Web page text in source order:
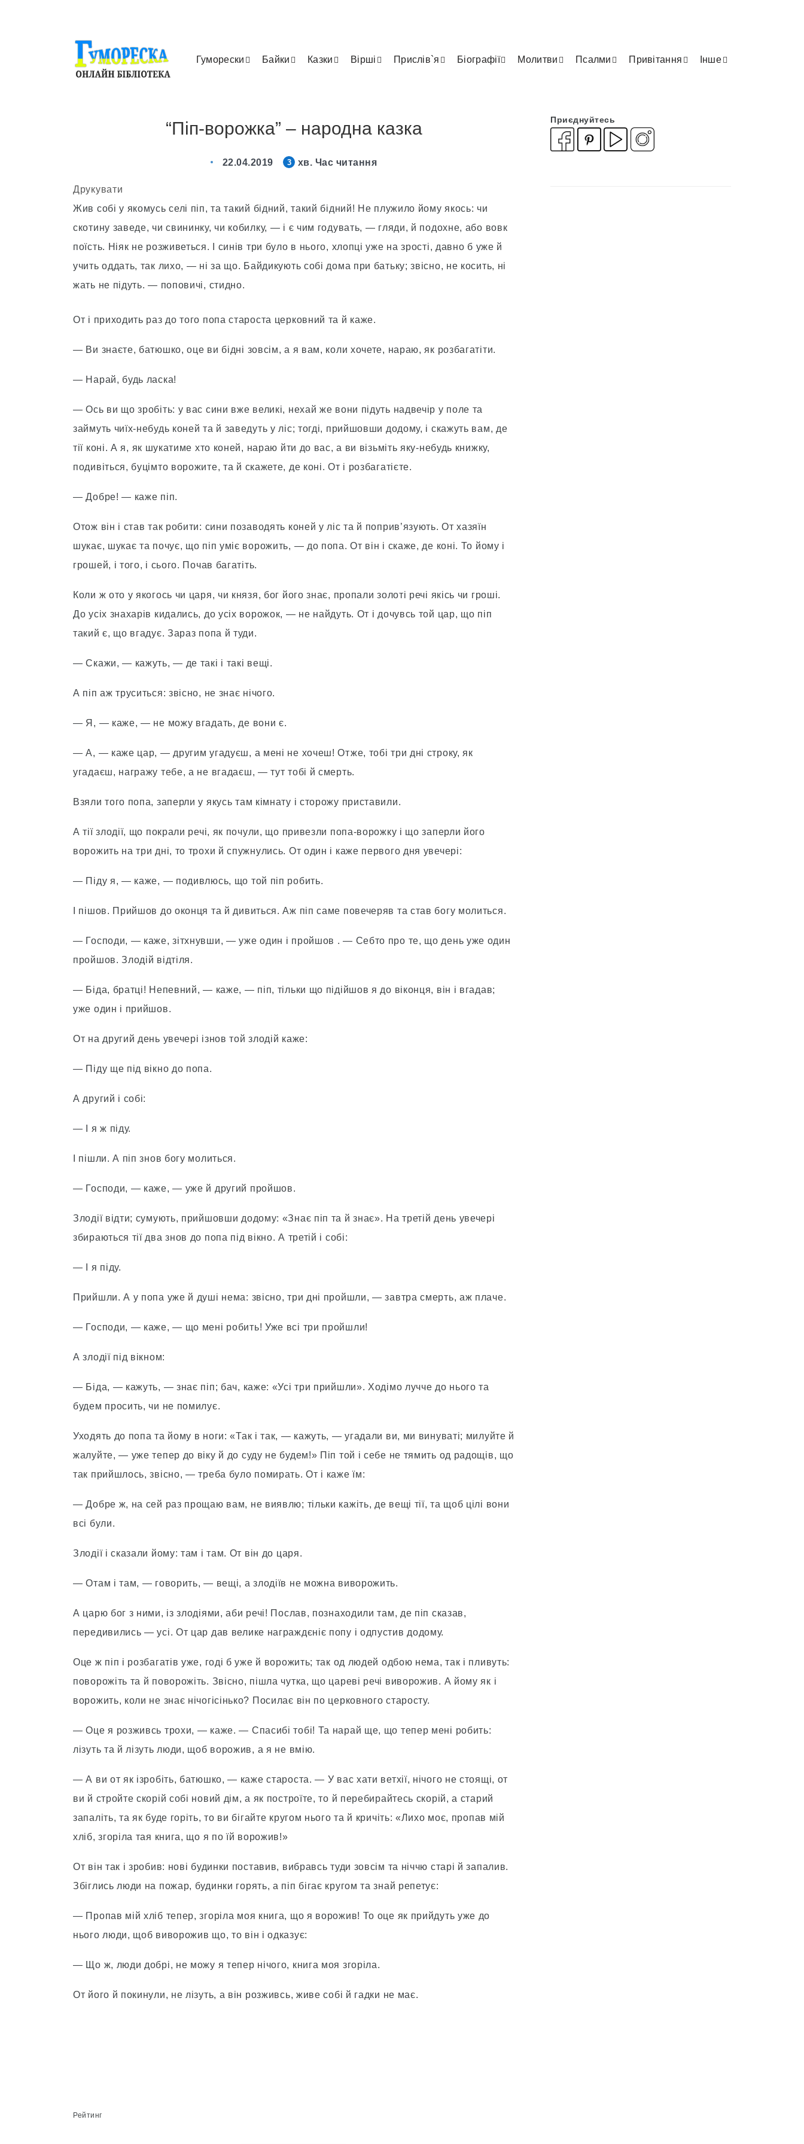
Гуморески Байки Казки Вірші Прислів`я Біографії Молитви Псалми Привітання Інше
“Піп-ворожка” – народна казка
22.04.2019 3 хв. Час читання
Друкувати
Жив собі у якомусь селі піп, та такий бідний, такий бідний! Не плужило йому якось: чи
скотину заведе, чи свининку, чи кобилку, — і є чим годувать, — гляди, й подохне, або вовк
поїсть. Ніяк не розживеться. І синів три було в нього, хлопці уже на зрості, давно б уже й
учить оддать, так лихо, — ні за що. Байдикують собі дома при батьку; звісно, не косить, ні
жать не підуть. — поповичі, стидно.
От і приходить раз до того попа староста церковний та й каже.
— Ви знаєте, батюшко, оце ви бідні зовсім, а я вам, коли хочете, нараю, як розбагатіти.
— Нарай, будь ласка!
— Ось ви що зробіть: у вас сини вже великі, нехай же вони підуть надвечір у поле та
займуть чиїх-небудь коней та й заведуть у ліс; тогді, прийшовши додому, і скажуть вам, де
тії коні. А я, як шукатиме хто коней, нараю йти до вас, а ви візьміть яку-небудь книжку,
подивіться, буцімто ворожите, та й скажете, де коні. От і розбагатієте.
— Добре! — каже піп.
Отож він і став так робити: сини позаводять коней у ліс та й поприв’язують. От хазяїн
шукає, шукає та почує, що піп уміє ворожить, — до попа. От він і скаже, де коні. То йому і
грошей, і того, і сього. Почав багатіть.
Коли ж ото у якогось чи царя, чи князя, бог його знає, пропали золоті речі якісь чи гроші.
До усіх знахарів кидались, до усіх ворожок, — не найдуть. От і дочувсь той цар, що піп
такий є, що вгадує. Зараз попа й туди.
— Скажи, — кажуть, — де такі і такі вещі.
А піп аж труситься: звісно, не знає нічого.
— Я, — каже, — не можу вгадать, де вони є.
— А, — каже цар, — другим угадуєш, а мені не хочеш! Отже, тобі три дні строку, як
угадаєш, награжу тебе, а не вгадаєш, — тут тобі й смерть.
Взяли того попа, заперли у якусь там кімнату і сторожу приставили.
А тії злодії, що покрали речі, як почули, що привезли попа-ворожку і що заперли його
ворожить на три дні, то трохи й спужнулись. От один і каже первого дня увечері:
— Піду я, — каже, — подивлюсь, що той піп робить.
І пішов. Прийшов до оконця та й дивиться. Аж піп саме повечеряв та став богу молиться.
— Господи, — каже, зітхнувши, — уже один і пройшов . — Себто про те, що день уже один
пройшов. Злодій відтіля.
— Біда, братці! Непевний, — каже, — піп, тільки що підійшов я до віконця, він і вгадав;
уже один і прийшов.
От на другий день увечері ізнов той злодій каже:
— Піду ще під вікно до попа.
А другий і собі:
— І я ж піду.
І пішли. А піп знов богу молиться.
— Господи, — каже, — уже й другий пройшов.
Злодії відти; сумують, прийшовши додому: «Знає піп та й знає». На третій день увечері
збираються тії два знов до попа під вікно. А третій і собі:
— І я піду.
Прийшли. А у попа уже й душі нема: звісно, три дні пройшли, — завтра смерть, аж плаче.
— Господи, — каже, — що мені робить! Уже всі три пройшли!
А злодії під вікном:
— Біда, — кажуть, — знає піп; бач, каже: «Усі три прийшли». Ходімо лучче до нього та
будем просить, чи не помилує.
Уходять до попа та йому в ноги: «Так і так, — кажуть, — угадали ви, ми винуваті; милуйте й
жалуйте, — уже тепер до віку й до суду не будем!» Піп той і себе не тямить од радощів, що
так прийшлось, звісно, — треба було помирать. От і каже їм:
— Добре ж, на сей раз прощаю вам, не виявлю; тільки кажіть, де вещі тії, та щоб цілі вони
всі були.
Злодії і сказали йому: там і там. От він до царя.
— Отам і там, — говорить, — вещі, а злодіїв не можна виворожить.
А царю бог з ними, із злодіями, аби речі! Послав, познаходили там, де піп сказав,
передивились — усі. От цар дав велике награждєніє попу і одпустив додому.
Оце ж піп і розбагатів уже, годі б уже й ворожить; так од людей одбою нема, так і пливуть:
поворожіть та й поворожіть. Звісно, пішла чутка, що цареві речі виворожив. А йому як і
ворожить, коли не знає нічогісінько? Посилає він по церковного старосту.
— Оце я розживсь трохи, — каже. — Спасибі тобі! Та нарай ще, що тепер мені робить:
лізуть та й лізуть люди, щоб ворожив, а я не вмію.
— А ви от як ізробіть, батюшко, — каже староста. — У вас хати ветхії, нічого не стоящі, от
ви й стройте скорій собі новий дім, а як построїте, то й перебирайтесь скорій, а старий
запаліть, та як буде горіть, то ви бігайте кругом нього та й кричіть: «Лихо моє, пропав мій
хліб, згоріла тая книга, що я по їй ворожив!»
От він так і зробив: нові будинки поставив, вибравсь туди зовсім та ніччю старі й запалив.
Збіглись люди на пожар, будинки горять, а піп бігає кругом та знай репетує:
— Пропав мій хліб тепер, згоріла моя книга, що я ворожив! То оце як прийдуть уже до
нього люди, щоб виворожив що, то він і одказує:
— Що ж, люди добрі, не можу я тепер нічого, книга моя згоріла.
От його й покинули, не лізуть, а він розживсь, живе собі й гадки не має.
Рейтинг
Приєднуйтесь